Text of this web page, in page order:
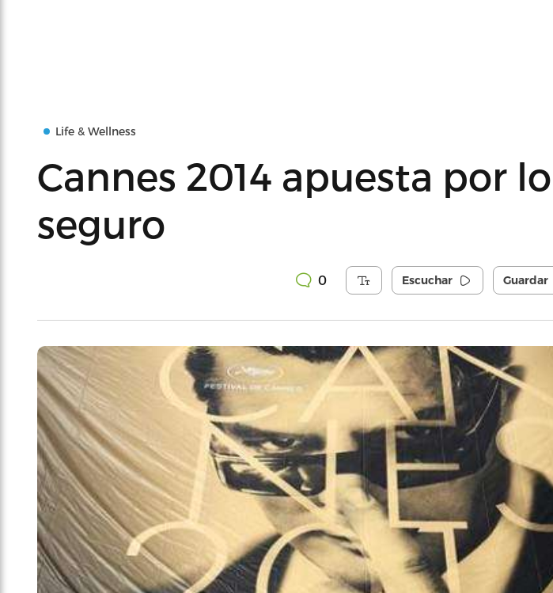
Life & Wellness
Cannes 2014 apuesta por lo
seguro
0 Escuchar Guardar